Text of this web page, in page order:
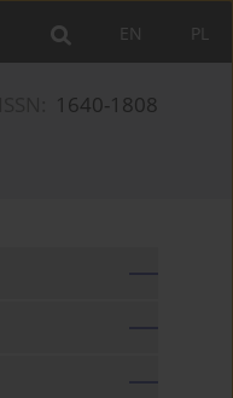
PL
EN
1640-1808